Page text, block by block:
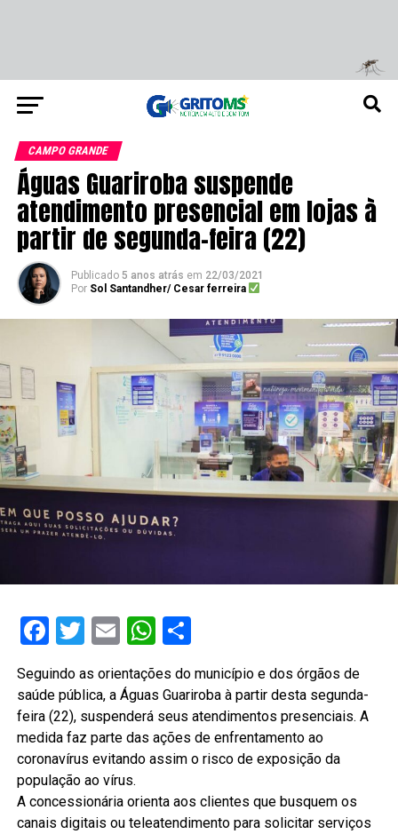
CAMPO GRANDE
Águas Guariroba suspende
atendimento presencial em lojas à
partir de segunda-feira (22)
Publicado 5 anos atrás em 22/03/2021
Por Sol Santandher/ Cesar ferreira
Facebook
Twitter
EmailWhatsApp
Share
Seguindo as orientações do município e dos órgãos de
saúde pública, a Águas Guariroba à partir desta segunda-
feira (22), suspenderá seus atendimentos presenciais. A
medida faz parte das ações de enfrentamento ao
coronavírus evitando assim o risco de exposição da
população ao vírus.
A concessionária orienta aos clientes que busquem os
canais digitais ou teleatendimento para solicitar serviços